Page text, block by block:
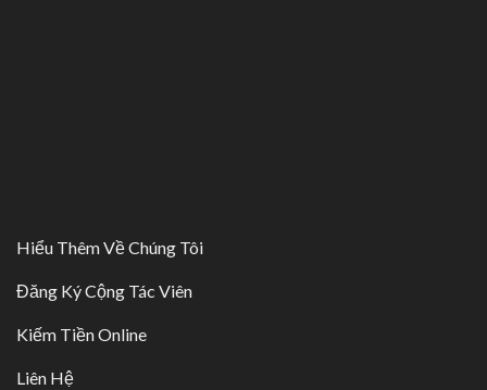
Hiểu Thêm Về Chúng Tôi
Đăng Ký Cộng Tác Viên
Kiếm Tiền Online
Liên Hệ